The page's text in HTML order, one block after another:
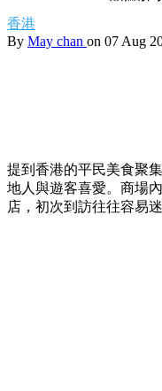
香港
By May chan on 07 Aug
提到香港的平民美食聚
地人與遊客喜愛。商場
店，初次到訪往往容易